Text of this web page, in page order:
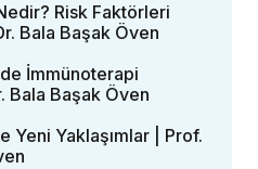
Risk Faktörleri
Bala Başak Öven
İmmünoterapi
Bala Başak Öven
Yeni Yaklaşımlar | Prof.